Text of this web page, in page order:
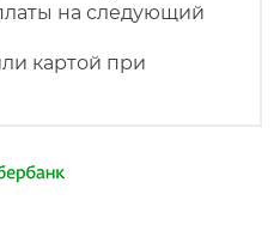
на следующий
картой при